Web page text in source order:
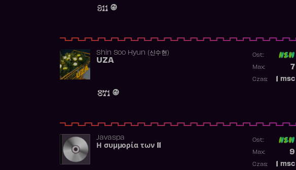
911
Shin Soo Hyun (신수현)
UZA
871
Ost:
7
Max:
msc
Czas:
Javaspa
Η συμμορία των 11
Ost:
9
Max:
msc
Czas: